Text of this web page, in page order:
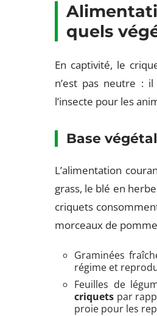
quels
En captivité, le
n’est pas neutre :
l’insecte pour les
Base
L’alimentation
grass, le blé en
criquets
morceaux de
Graminées
régime et
Feuilles de
criquets par
proie pour les